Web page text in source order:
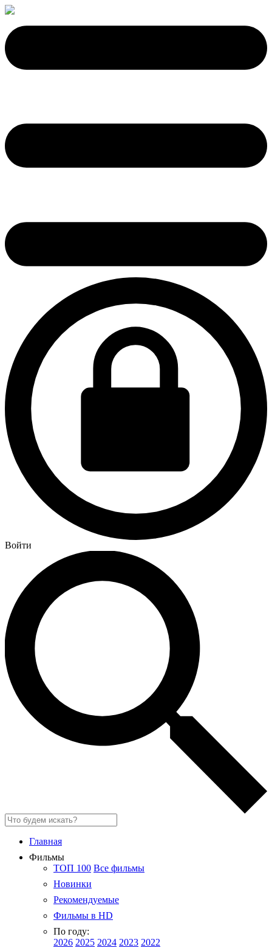
Войти
Главная
Фильмы
ТОП 100 Все фильмы
Новинки
Рекомендуемые
Фильмы в HD
По году:
2026 2025 2024 2023 2022